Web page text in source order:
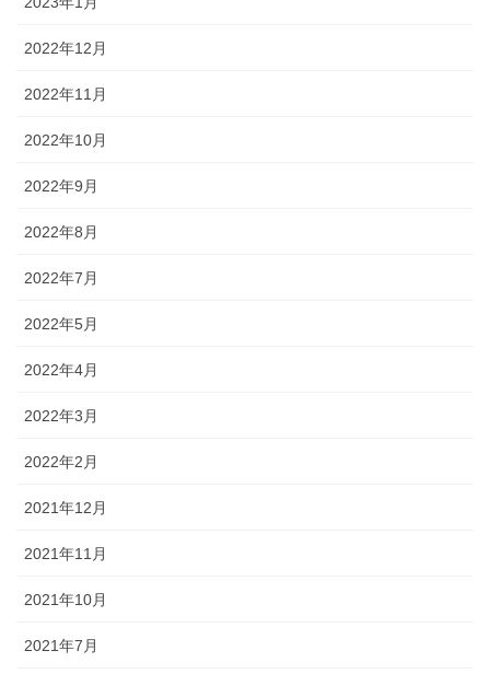
2022年12月
2022年11月
2022年10月
2022年9月
2022年8月
2022年7月
2022年5月
2022年4月
2022年3月
2022年2月
2021年12月
2021年11月
2021年10月
2021年7月